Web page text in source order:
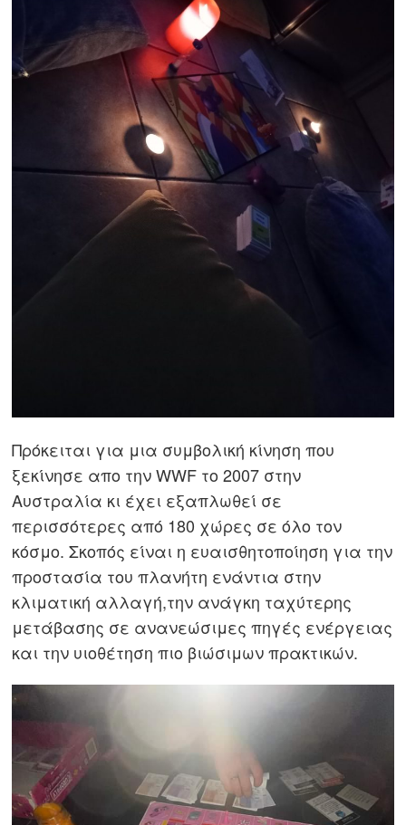
Πρόκειται για μια συμβολική κίνηση που
ξεκίνησε απο την WWF το 2007 στην
Αυστραλία κι έχει εξαπλωθεί σε
περισσότερες από 180 χώρες σε όλο τον
κόσμο. Σκοπός είναι η ευαισθητοποίηση για την
προστασία του πλανήτη ενάντια στην
κλιματική αλλαγή,την ανάγκη ταχύτερης
μετάβασης σε ανανεώσιμες πηγές ενέργειας
και την υιοθέτηση πιο βιώσιμων πρακτικών.